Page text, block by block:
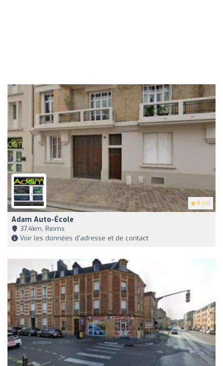
5 (41)
Adam Auto-École
37,4km, Reims
Voir les données d'adresse et de contact